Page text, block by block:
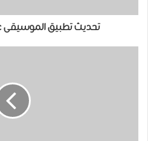
تحديث تطبيق الموسيقى music# للآيفون iOS